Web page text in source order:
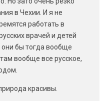
в Чехии. И я не
работать в
врачей и детей
бы тогда вообще
вообще все русское,
красивы.